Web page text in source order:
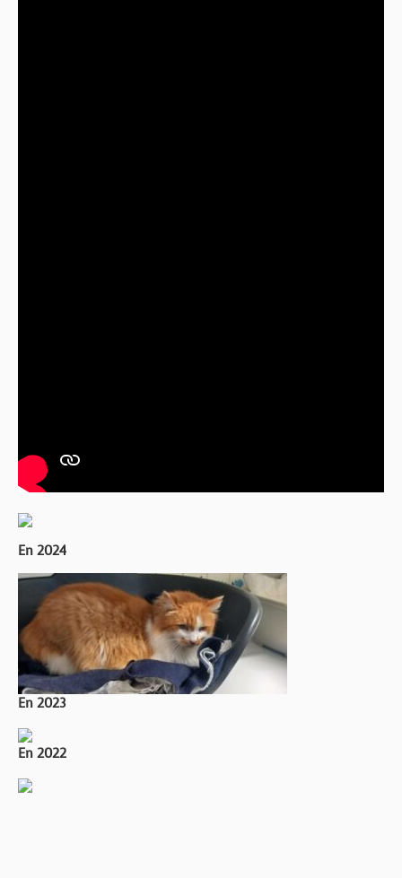
En 2024
En 2023
En 2022